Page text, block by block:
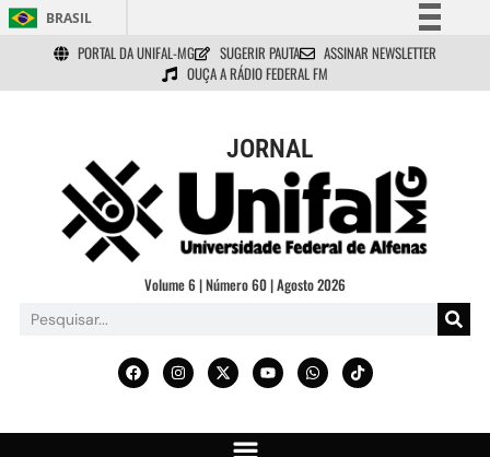
BRASIL
Simplifique!
Comunica BR
Acesso à informação
Legislação
Canais
PORTAL DA UNIFAL-MG SUGERIR PAUTA
ASSINAR NEWSLETTER
OUÇA A RÁDIO FEDERAL FM
JORNAL
Volume 6 | Número 60 | Agosto 2026